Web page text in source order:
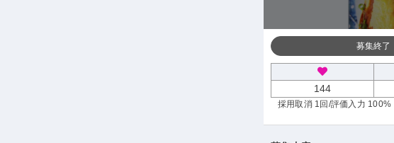
募集終了
144
採用取消 1回 /評価入力 100%